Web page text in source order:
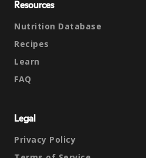
Resources
Nutrition Database
Recipes
Learn
FAQ
Legal
Privacy Policy